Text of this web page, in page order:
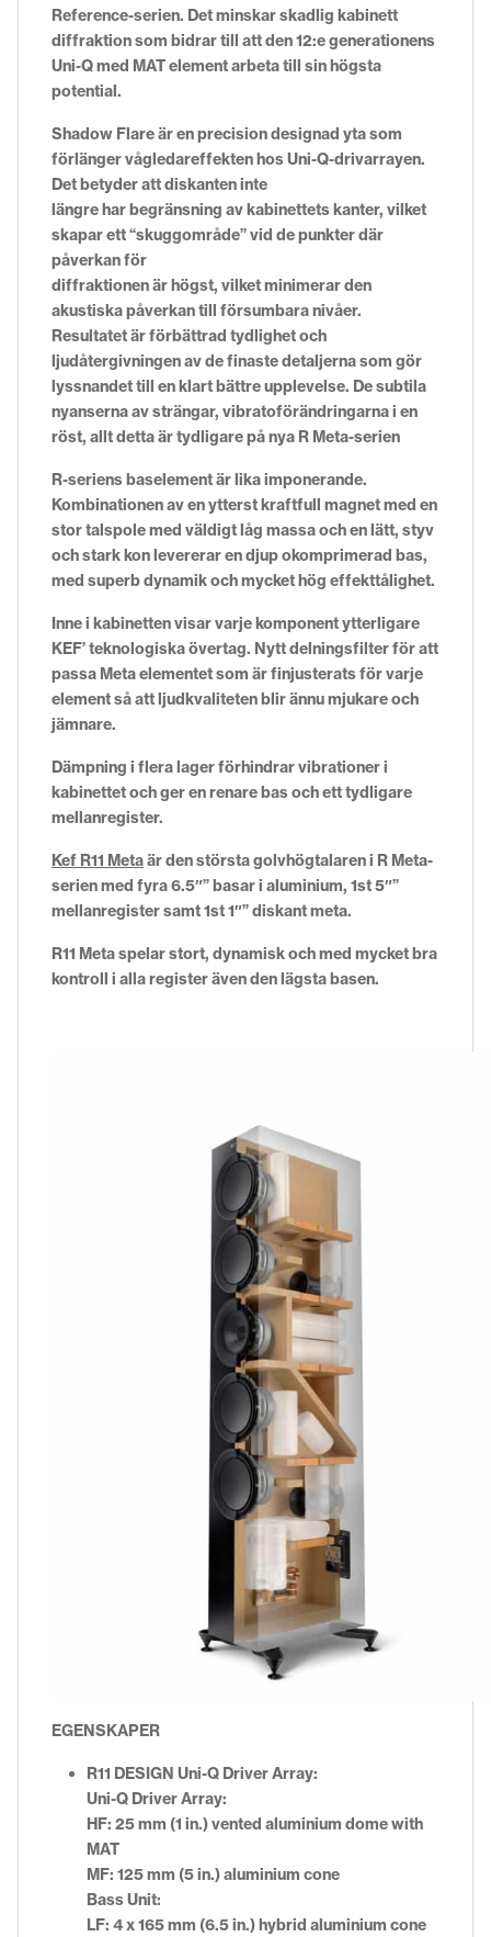
Reference-serien. Det minskar skadlig kabinett
diffraktion som bidrar till attden 12:e generationens
Uni-Q med MAT element arbeta till sin högsta
potential.
Shadow Flare är en precisiondesignad yta som
förlänger vågledareffekten hos Uni-Q-drivarrayen.
Det betyder att diskanten inte
längre har begränsning av kabinettets kanter, vilket
skapar ett “skuggområde” vid de punkter där
påverkan för
diffraktionen är högst, vilket minimerar den
akustiska påverkan till försumbara nivåer.
Resultatet är förbättrad tydlighet och
ljudåtergivningen av de finaste detaljerna som gör
lyssnandet till en klart bättre upplevelse. De subtila
nyanserna avsträngar, vibratoförändringarna i en
röst, allt detta är tydligare på nya R Meta-serien
R-seriens baselement är lika imponerande.
Kombinationen av en ytterst kraftfull magnet med en
stor talspole med väldigt låg massa och en lätt, styv
och stark kon levererar en djup okomprimerad bas,
med superb dynamik och mycket hög effekttålighet.
Inne i kabinetten visar varje komponent ytterligare
KEF’ teknologiska övertag. Nytt delningsfilter för att
passa Meta elementet som är finjusterats för varje
element så att ljudkvaliteten blir ännu mjukare och
jämnare.
Dämpning i flera lager förhindrar vibrationer i
kabinettet och ger en renare bas och ett tydligare
mellanregister.
Kef R11 Metaär den största golvhögtalaren i R Meta-
serien med fyra6.5″” basar i aluminium, 1st 5″”
mellanregister samt 1st 1″” diskant meta.
R11 Meta spelar stort, dynamisk och med mycket bra
kontroll i alla register även den lägsta basen.
EGENSKAPER
R11 DESIGN Uni-Q Driver Array:
Uni-Q Driver Array:
HF: 25 mm (1 in.) vented aluminium dome with
MAT
MF: 125 mm (5 in.) aluminium cone
Bass Unit:
LF: 4 x 165 mm (6.5 in.) hybrid aluminium cone